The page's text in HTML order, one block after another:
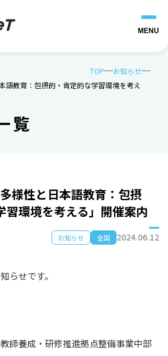
MENU
覧
TOP
お知らせ
語教育：包摂的・肯定的な学習環境を考え
様性と日本語教育：包摂
習環境を考える」開催案内
お知らせ 全国 2024.06.12
らせです。
師養成・研修推進拠点整備事業中部